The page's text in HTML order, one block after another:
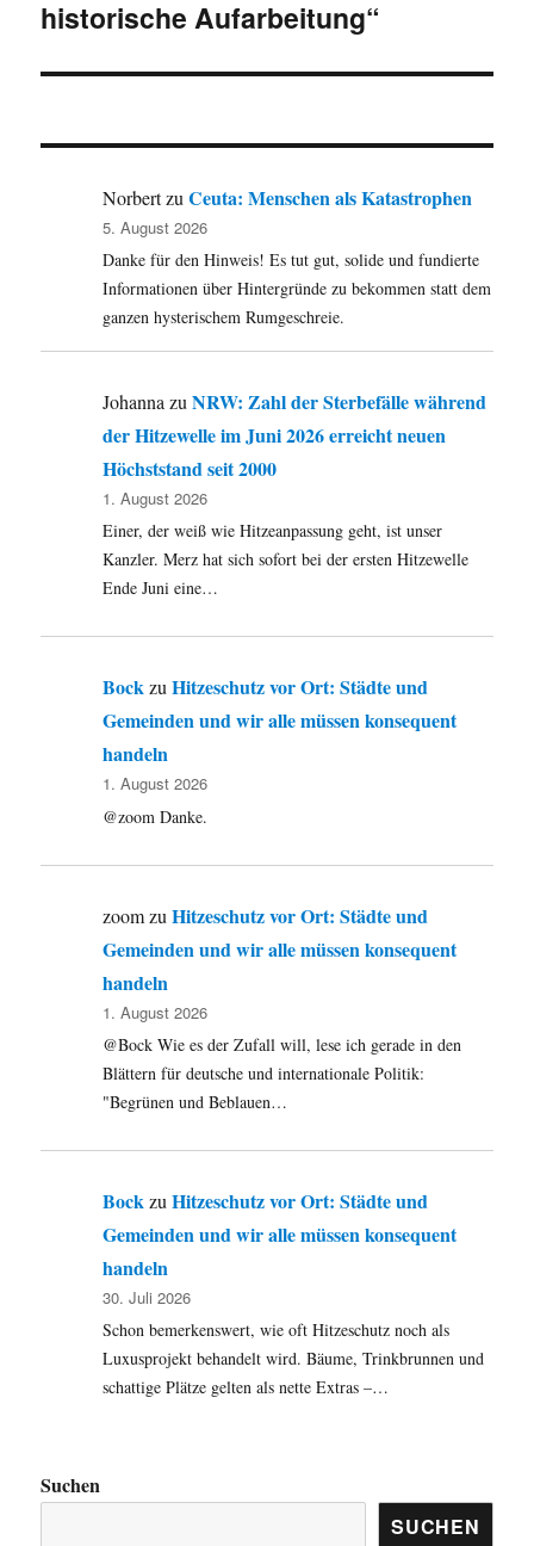
historische Aufarbeitung“
NorbertzuCeuta: Menschen als Katastrophen
5. August 2026
Danke für den Hinweis! Es tut gut, solide und fundierte
Informationen über Hintergründe zu bekommen statt dem
ganzen hysterischem Rumgeschreie.
JohannazuNRW: Zahl der Sterbefälle während
der Hitzewelle im Juni 2026 erreicht neuen
Höchststand seit 2000
1. August 2026
Einer, der weiß wie Hitzeanpassung geht, ist unser
Kanzler. Merz hat sich sofort bei der ersten Hitzewelle
Ende Juni eine…
BockzuHitzeschutz vor Ort: Städte und
Gemeinden und wir alle müssen konsequent
handeln
1. August 2026
@zoom Danke.
zoomzuHitzeschutz vor Ort: Städte und
Gemeinden und wir alle müssen konsequent
handeln
1. August 2026
@Bock Wie es der Zufall will, lese ich gerade in den
Blättern für deutsche und internationale Politik:
"Begrünen und Beblauen…
Bock zuHitzeschutz vor Ort: Städte und
Gemeinden und wir alle müssen konsequent
handeln
30. Juli 2026
Schon bemerkenswert, wie oft Hitzeschutz noch als
Luxusprojekt behandelt wird. Bäume, Trinkbrunnen und
schattige Plätze gelten als nette Extras –…
Suchen
SUCHEN